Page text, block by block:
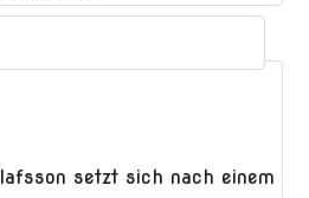
setzt sich nach einem